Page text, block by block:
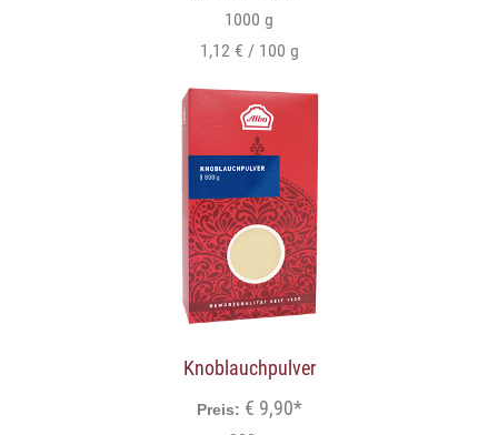
1000 g
1,12 € / 100 g
Knoblauchpulver
Preis: € 9,90*